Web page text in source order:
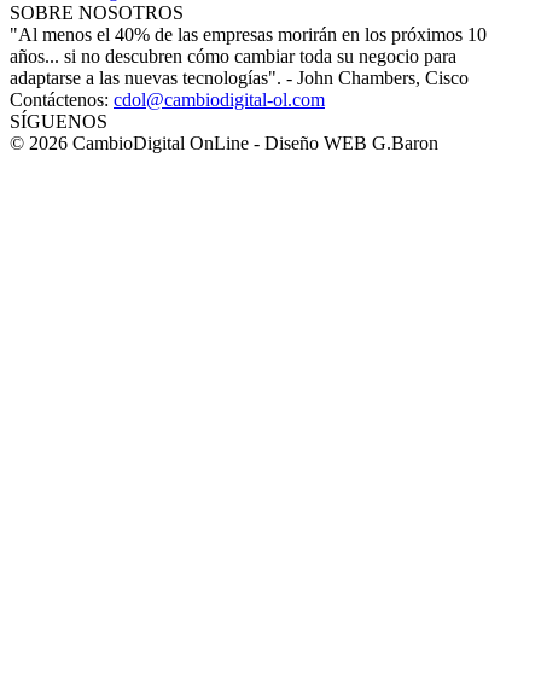
SOBRE NOSOTROS
"Al menos el 40% de las empresas morirán en los próximos 10
años... si no descubren cómo cambiar toda su negocio para
adaptarse a las nuevas tecnologías". - John Chambers, Cisco
Contáctenos: cdol@cambiodigital-ol.com
SÍGUENOS
© 2026 CambioDigital OnLine - Diseño WEB G.Baron